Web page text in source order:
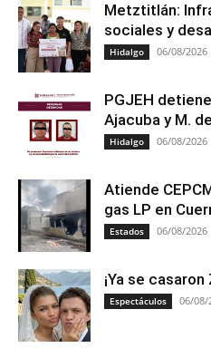
Metztitlán:
sociales y
Hidalgo 06/08/2026
PGJEH
Ajacuba y M.
Hidalgo 06/08/2026
Atiende
gas LP en
Estados 06/08/2026
¡Ya se
Espectáculos 06/08/